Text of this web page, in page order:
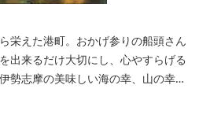
栄えた港町。おかげ参りの船頭さん
出来るだけ大切にし、心やすらげる
勢志摩の美味しい海の幸、山の幸を